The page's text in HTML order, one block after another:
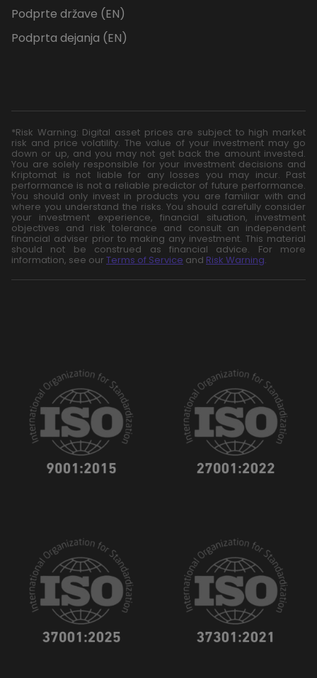
Podprte države (EN)
Podprta dejanja (EN)
*Risk Warning: Digital asset prices are subject to high market
risk and price volatility. The value of your investment may go
down or up, and you may not get back the amount invested.
You are solely responsible for your investment decisions and
Kriptomat is not liable for any losses you may incur. Past
performance is not a reliable predictor of future performance.
You should only invest in products you are familiar with and
where you understand the risks. You should carefully consider
your investment experience, financial situation, investment
objectives and risk tolerance and consult an independent
financial adviser prior to making any investment. This material
should not be construed as financial advice. For more
information, see our Terms of Service and Risk Warning.